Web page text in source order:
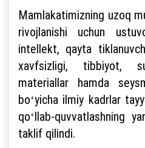
Mamlakatimizning uzoq
rivojlanishi uchun
intellekt, qayta
xavfsizligi, tibbiyot,
materiallar hamda
boʻyicha ilmiy kadrlar
qoʻllab-quvvatlashning
taklif qilindi.